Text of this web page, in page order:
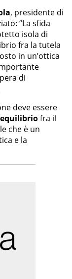
, presidente di
“La sfida
isola di
fra la tutela
in un’ottica
di
deve essere
equilibriofra il
che è un
e la